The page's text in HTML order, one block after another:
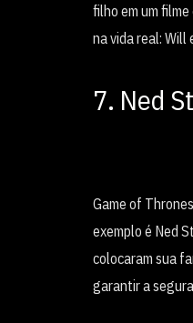
filho em um
na vida real: Will
7. Ned
Game of
exemplo é Ned
colocaram sua
garantir a